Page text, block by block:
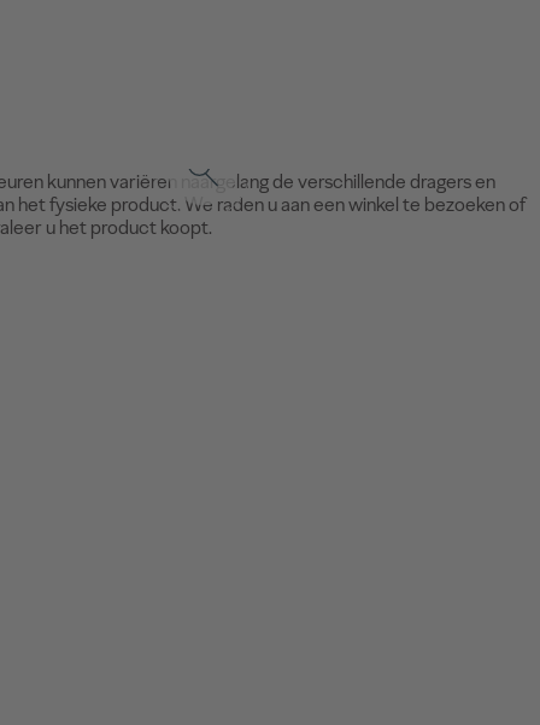
kunnen variëren naargelang de verschillende dragers en
het fysieke product. We raden u aan een winkel te bezoeken of
u het product koopt.